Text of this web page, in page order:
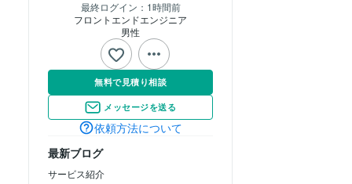
最終ログイン： 1時間前
フロントエンドエンジニア
男性
無料で見積り相談
メッセージを送る
依頼方法について
最新ブログ
サービス紹介